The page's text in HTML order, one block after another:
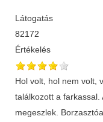
Látogatás
82172
Értékelés
Hol volt, hol nem volt,
találkozott a
megeszlek.